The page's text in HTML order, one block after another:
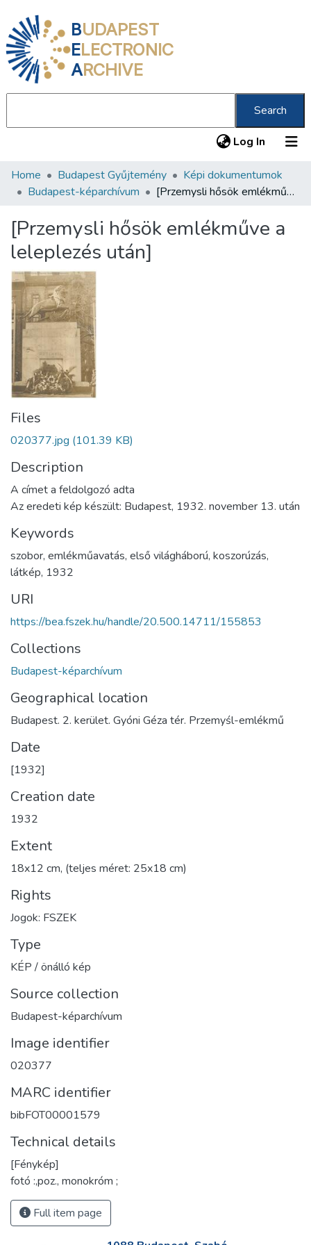
BUDAPEST
ELECTRONIC
ARCHIVE
Search
Log In (current)
Communities & Collections
Statistics
About us
Home Budapest Gyűjtemény
Képi dokumentumok
Budapest-képarchívum
[Przemysli hősök emlékműve a leleplezés után]
[Przemysli hősök emlékműve a
leleplezés után]
Files
020377.jpg (101.39 KB)
Description
A címet a feldolgozó adta
Az eredeti kép készült: Budapest, 1932. november 13. után
Keywords
szobor, emlékműavatás, első világháború, koszorúzás,
látkép, 1932
URI
https://bea.fszek.hu/handle/20.500.14711/155853
Collections
Budapest-képarchívum
Geographical location
Budapest. 2. kerület. Gyóni Géza tér. Przemyśl-emlékmű
Date
[1932]
Creation date
1932
Extent
18x12 cm, (teljes méret: 25x18 cm)
Rights
Jogok: FSZEK
Type
KÉP / önálló kép
Source collection
Budapest-képarchívum
Image identifier
020377
MARC identifier
bibFOT00001579
Technical details
[Fénykép]
fotó :,poz., monokróm ;
Full item page